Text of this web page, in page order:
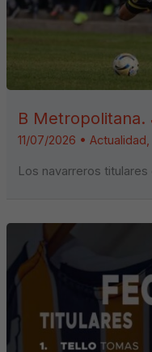
B
11/07/2026 •Actualidad,
Los navarreros